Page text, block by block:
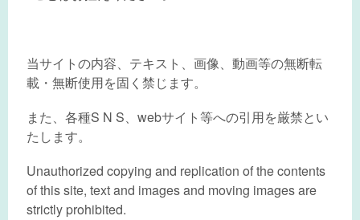
当サイトの内容、テキスト、画像、動画等の無断転
載・無断使用を固く禁じます。
また、各種S N S、webサイト等への引用を厳禁とい
たします。
Unauthorized copying and replication of the contents
of this site, text and images and moving images are
strictly prohibited.